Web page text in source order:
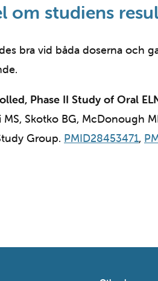
om studiens
bra vid båda doserna och
Phase II Study of Oral
MS, Skotko BG, McDonough
Group. PMID28453471,